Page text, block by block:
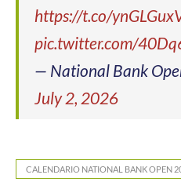
https://t.co/
pic.twitter.com/
— National Bank
July 2, 2026
CALENDARIO NATIONAL BANK OPEN